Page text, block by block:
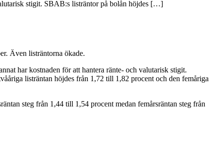
stigit. SBAB:s listräntor på bolån höjdes […]
Även listräntorna ökade.
har kostnaden för att hantera ränte- och valutarisk stigit.
listräntan höjdes från 1,72 till 1,82 procent och den femåriga
steg från 1,44 till 1,54 procent medan femårsräntan steg från